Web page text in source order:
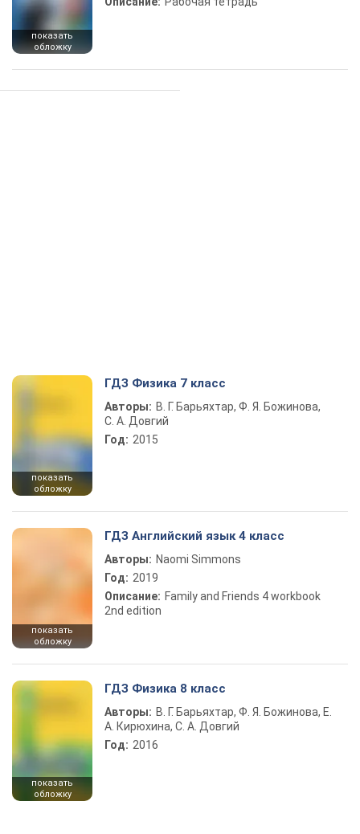
показать
обложку
показать
обложку
ГДЗ Физика 7 класс
Авторы: В. Г. Барьяхтар, Ф. Я. Божинова,
С. А. Довгий
Год: 2015
показать
обложку
ГДЗ Английский язык 4 класс
Авторы: Naomi Simmons
Год: 2019
Описание: Family and Friends 4 workbook
2nd edition
показать
обложку
ГДЗ Физика 8 класс
Авторы: В. Г. Барьяхтар, Ф. Я. Божинова, Е.
А. Кирюхина, С. А. Довгий
Год: 2016